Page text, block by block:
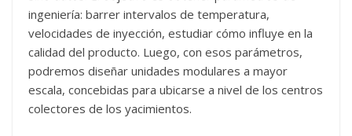
ingeniería: barrer intervalos de temperatura,
velocidades de inyección, estudiar cómo influye en la
calidad del producto. Luego, con esos parámetros,
podremos diseñar unidades modulares a mayor
escala, concebidas para ubicarse a nivel de los centros
colectores de los yacimientos.